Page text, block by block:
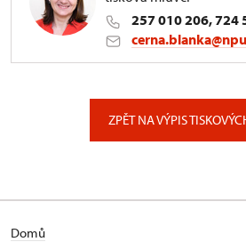
257 010 206, 724
ZPĚT NA VÝPIS
Domů